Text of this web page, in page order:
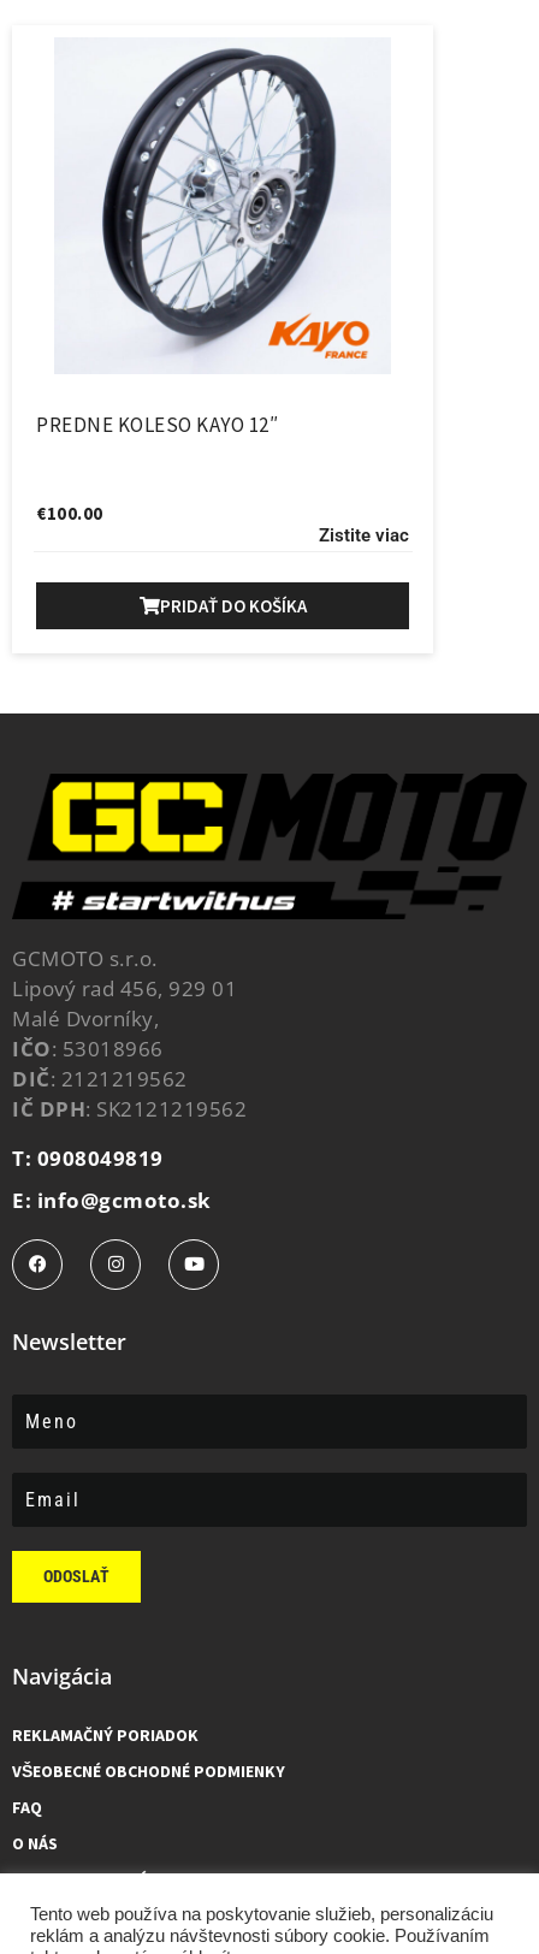
PREDNE KOLESO KAYO 12″
€100.00
Zistite viac
PRIDAŤ DO KOŠÍKA
GCMOTO s.r.o.
Lipový rad 456, 929 01
Malé Dvorníky,
IČO: 53018966
DIČ: 2121219562
IČ DPH: SK2121219562
T: 0908049819
E: info@gcmoto.sk
Newsletter
ODOSLAŤ
Navigácia
REKLAMAČNÝ PORIADOK
VŠEOBECNÉ OBCHODNÉ PODMIENKY
FAQ
O NÁS
KONTAKTUJTE NÁS
Tento web používa na poskytovanie služieb, personalizáciu
reklám a analýzu návštevnosti súbory cookie. Používaním